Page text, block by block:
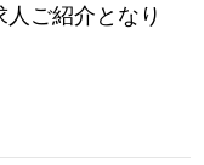
ご紹介となり